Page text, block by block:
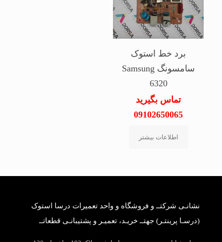
برد خط استوک
سامسونگ Samsung
6320
تماس بگیرید
09102650065
اطلاعات بیشتر
نشانـی شرکتــ و فروشگاه و واحد تعمیرات درسا استوک
(درسـا پرینتـر) جهتــ خریـد، تعمیـر و پشتیبانـی قطعاتــ